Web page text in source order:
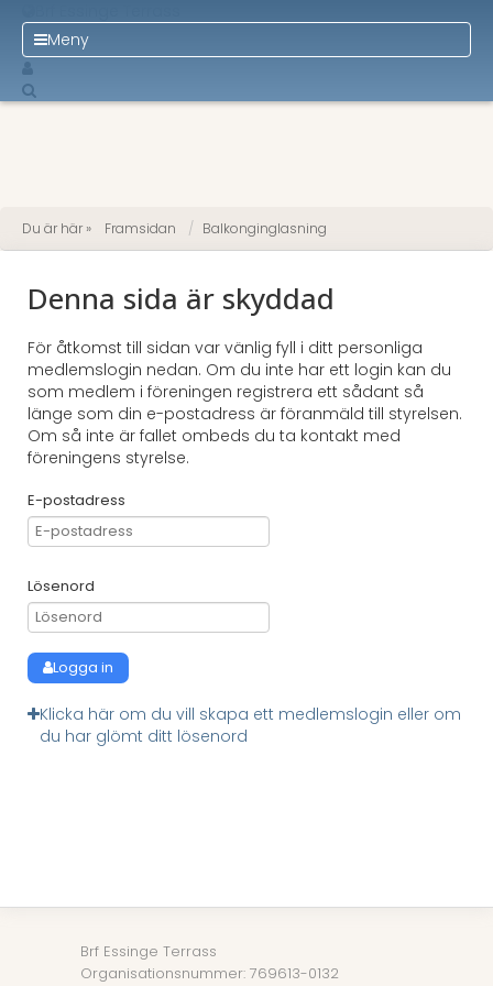
Meny
Du är här » Framsidan Balkonginglasning
Denna sida är skyddad
För åtkomst till sidan var vänlig fyll i ditt personliga
medlemslogin nedan. Om du inte har ett login kan du
som medlem i föreningen registrera ett sådant så
länge som din e-postadress är föranmäld till styrelsen.
Om så inte är fallet ombeds du ta kontakt med
föreningens styrelse.
E-postadress
Lösenord
Logga in
Klicka här om du vill skapa ett medlemslogin eller om
du har glömt ditt lösenord
Brf Essinge Terrass
Organisationsnummer: 769613-0132